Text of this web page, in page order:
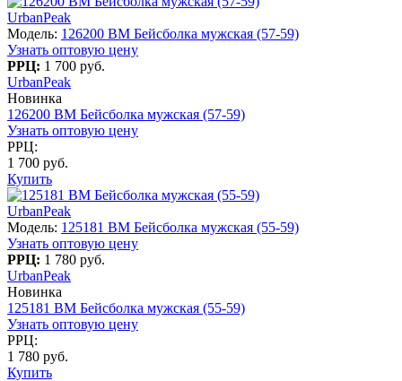
UrbanPeak
Модель: 126200 BM Бейсболка мужская (57-59)
Узнать оптовую цену
РРЦ: 1 700 руб.
UrbanPeak
Новинка
126200 BM Бейсболка мужская (57-59)
Узнать оптовую цену
РРЦ:
1 700 руб.
Купить
UrbanPeak
Модель: 125181 BM Бейсболка мужская (55-59)
Узнать оптовую цену
РРЦ: 1 780 руб.
UrbanPeak
Новинка
125181 BM Бейсболка мужская (55-59)
Узнать оптовую цену
РРЦ:
1 780 руб.
Купить